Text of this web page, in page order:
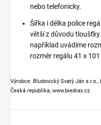
nebo telefonicky.
Šířka i délka police
větší z důvodu
například uvádíme
rozměr regálu 41 x
Výrobce: Bludovický Svatý Ján
Česká republika, www.biedrax.cz